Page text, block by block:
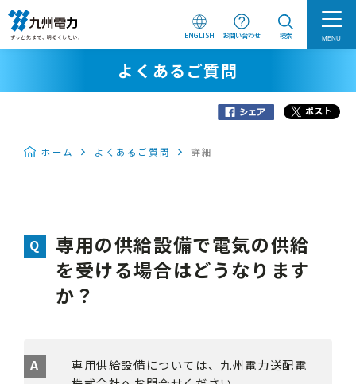
ENGLISH お問い合わせ 検索 MENU
よくあるご質問
ホーム よくあるご質問 詳細
専用の供給設備で電気の供給
を受ける場合はどうなります
か？
専用供給設備については、九州電力送配電